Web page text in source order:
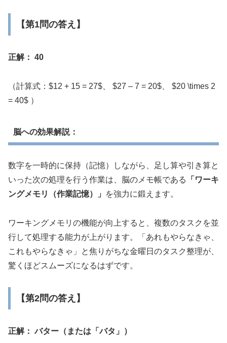
【第1問の答え】
正解： 40
（計算式：$12 + 15 = 27$、 $27 – 7 = 20$、 $20 \times 2
= 40$ ）
脳への効果解説：
数字を一時的に保持（記憶）しながら、足し算や引き算と
いった次の処理を行う作業は、脳のメモ帳である
「ワーキ
ングメモリ（作業記憶）」
を強力に鍛えます。
ワーキングメモリの機能が向上すると、複数のタスクを並
行して処理する能力が上がります。「あれもやらなきゃ、
これもやらなきゃ」と焦りがちな金曜日のタスク整理が、
驚くほどスムーズになるはずです。
【第2問の答え】
正解： バター（または「バタ」）